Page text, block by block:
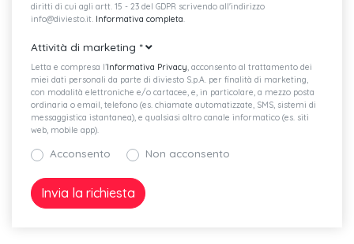
Servizi online vw connect
Sistema di assistenza al mantenimento della corsia lane assist
Tyre mobility set (kit riparazione gomma)
6 altoparlanti e speaker centrale
Sistema di infotainment ready2discover con display da 12.9"
App connect con funzione wireless
Specchietti retrovisori esterni ripiegabili, regolabili e riscaldabili
elettricamente
diritti di cui agli artt. 15 - 23 del GDPR scrivendo all'indirizzo
info@diviesto.it. Informativa completa.
Attività di marketing *
Letta e compresa l’Informativa Privacy, acconsento al trattamento dei
miei dati personali da parte di diviesto S.p.A. per finalità di marketing,
con modalità elettroniche e/o cartacee, e, in particolare, a mezzo posta
ordinaria o email, telefono (es. chiamate automatizzate, SMS, sistemi di
messaggistica istantanea), e qualsiasi altro canale informatico (es. siti
web, mobile app).
Acconsento Non acconsento